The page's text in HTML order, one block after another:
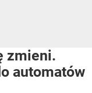
zmieni.
automatów